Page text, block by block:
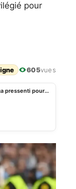
pour
605vues
Manchester City: Enzo Maresca pressenti pour remplacer Pep Guardiola